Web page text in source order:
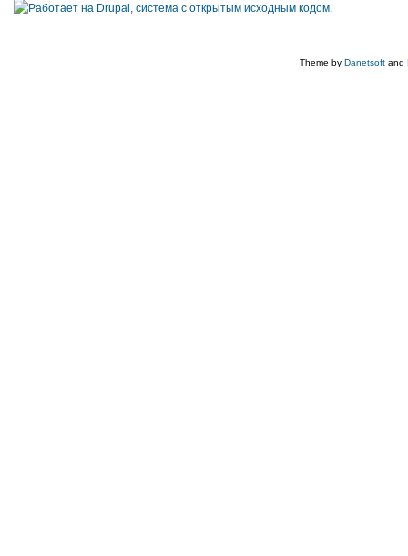
Theme by Danetsoft and